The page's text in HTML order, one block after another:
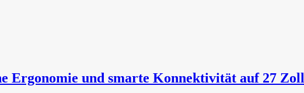
Ergonomie und smarte Konnektivität auf 27 Zoll